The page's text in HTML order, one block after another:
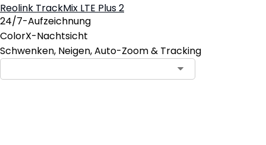
Reolink TrackMix LTE Plus 2
24/7-Aufzeichnung
ColorX-Nachtsicht
Schwenken, Neigen, Auto-Zoom & Tracking